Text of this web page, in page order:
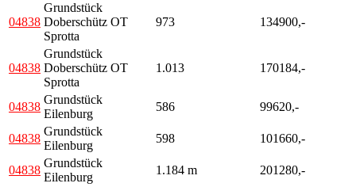
04838
Grundstück
Doberschütz OT
Sprotta
973 134900,-
04838
Grundstück
Doberschütz OT
Sprotta
1.013 170184,-
04838
Grundstück
Eilenburg
586 99620,-
04838
Grundstück
Eilenburg
598 101660,-
04838
Grundstück
Eilenburg
1.184 m 201280,-